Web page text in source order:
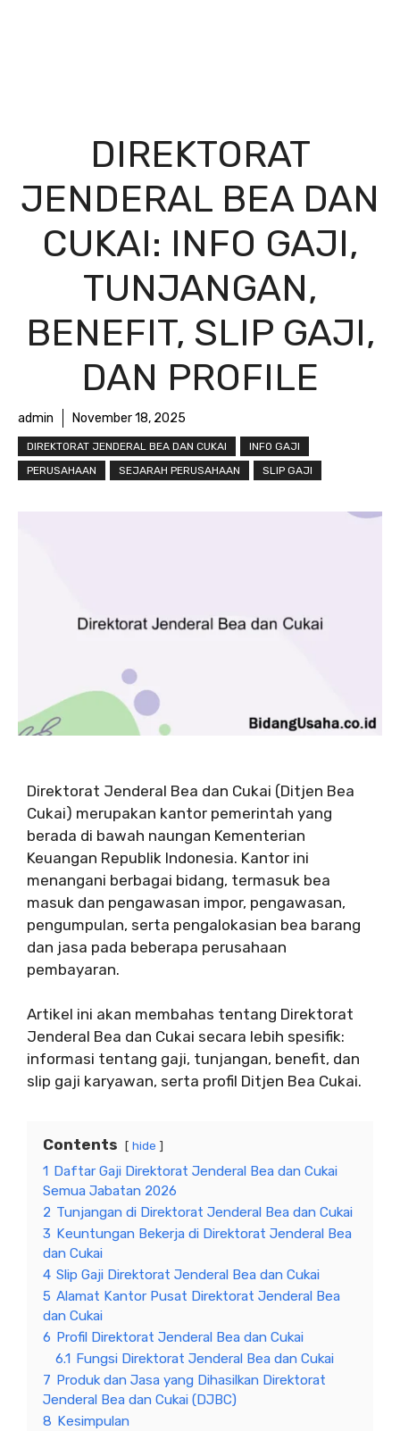
DIREKTORAT
JENDERAL BEA DAN
CUKAI: INFO GAJI,
TUNJANGAN,
BENEFIT, SLIP GAJI,
DAN PROFILE
admin November 18, 2025
DIREKTORAT JENDERAL BEA DAN CUKAI
INFO GAJI
PERUSAHAAN
SEJARAH PERUSAHAAN SLIP GAJI
Direktorat Jenderal Bea dan Cukai (Ditjen Bea
Cukai) merupakan kantor pemerintah yang
berada di bawah naungan Kementerian
Keuangan Republik Indonesia. Kantor ini
menangani berbagai bidang, termasuk bea
masuk dan pengawasan impor, pengawasan,
pengumpulan, serta pengalokasian bea barang
dan jasa pada beberapa perusahaan
pembayaran.
Artikel ini akan membahas tentang Direktorat
Jenderal Bea dan Cukai secara lebih spesifik:
informasi tentang gaji, tunjangan, benefit, dan
slip gaji karyawan, serta profil Ditjen Bea Cukai.
Contents hide
1 Daftar Gaji Direktorat Jenderal Bea dan Cukai
Semua Jabatan 2026
2 Tunjangan di Direktorat Jenderal Bea dan Cukai
3 Keuntungan Bekerja di Direktorat Jenderal Bea
dan Cukai
4 Slip Gaji Direktorat Jenderal Bea dan Cukai
5 Alamat Kantor Pusat Direktorat Jenderal Bea
dan Cukai
6 Profil Direktorat Jenderal Bea dan Cukai
6.1 Fungsi Direktorat Jenderal Bea dan Cukai
7 Produk dan Jasa yang Dihasilkan Direktorat
Jenderal Bea dan Cukai (DJBC)
8 Kesimpulan